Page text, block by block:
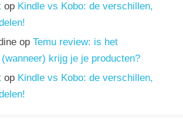
op Kindle vs Kobo: de verschillen,
op Temu review: is het
krijg je je producten?
op Kindle vs Kobo: de verschillen,